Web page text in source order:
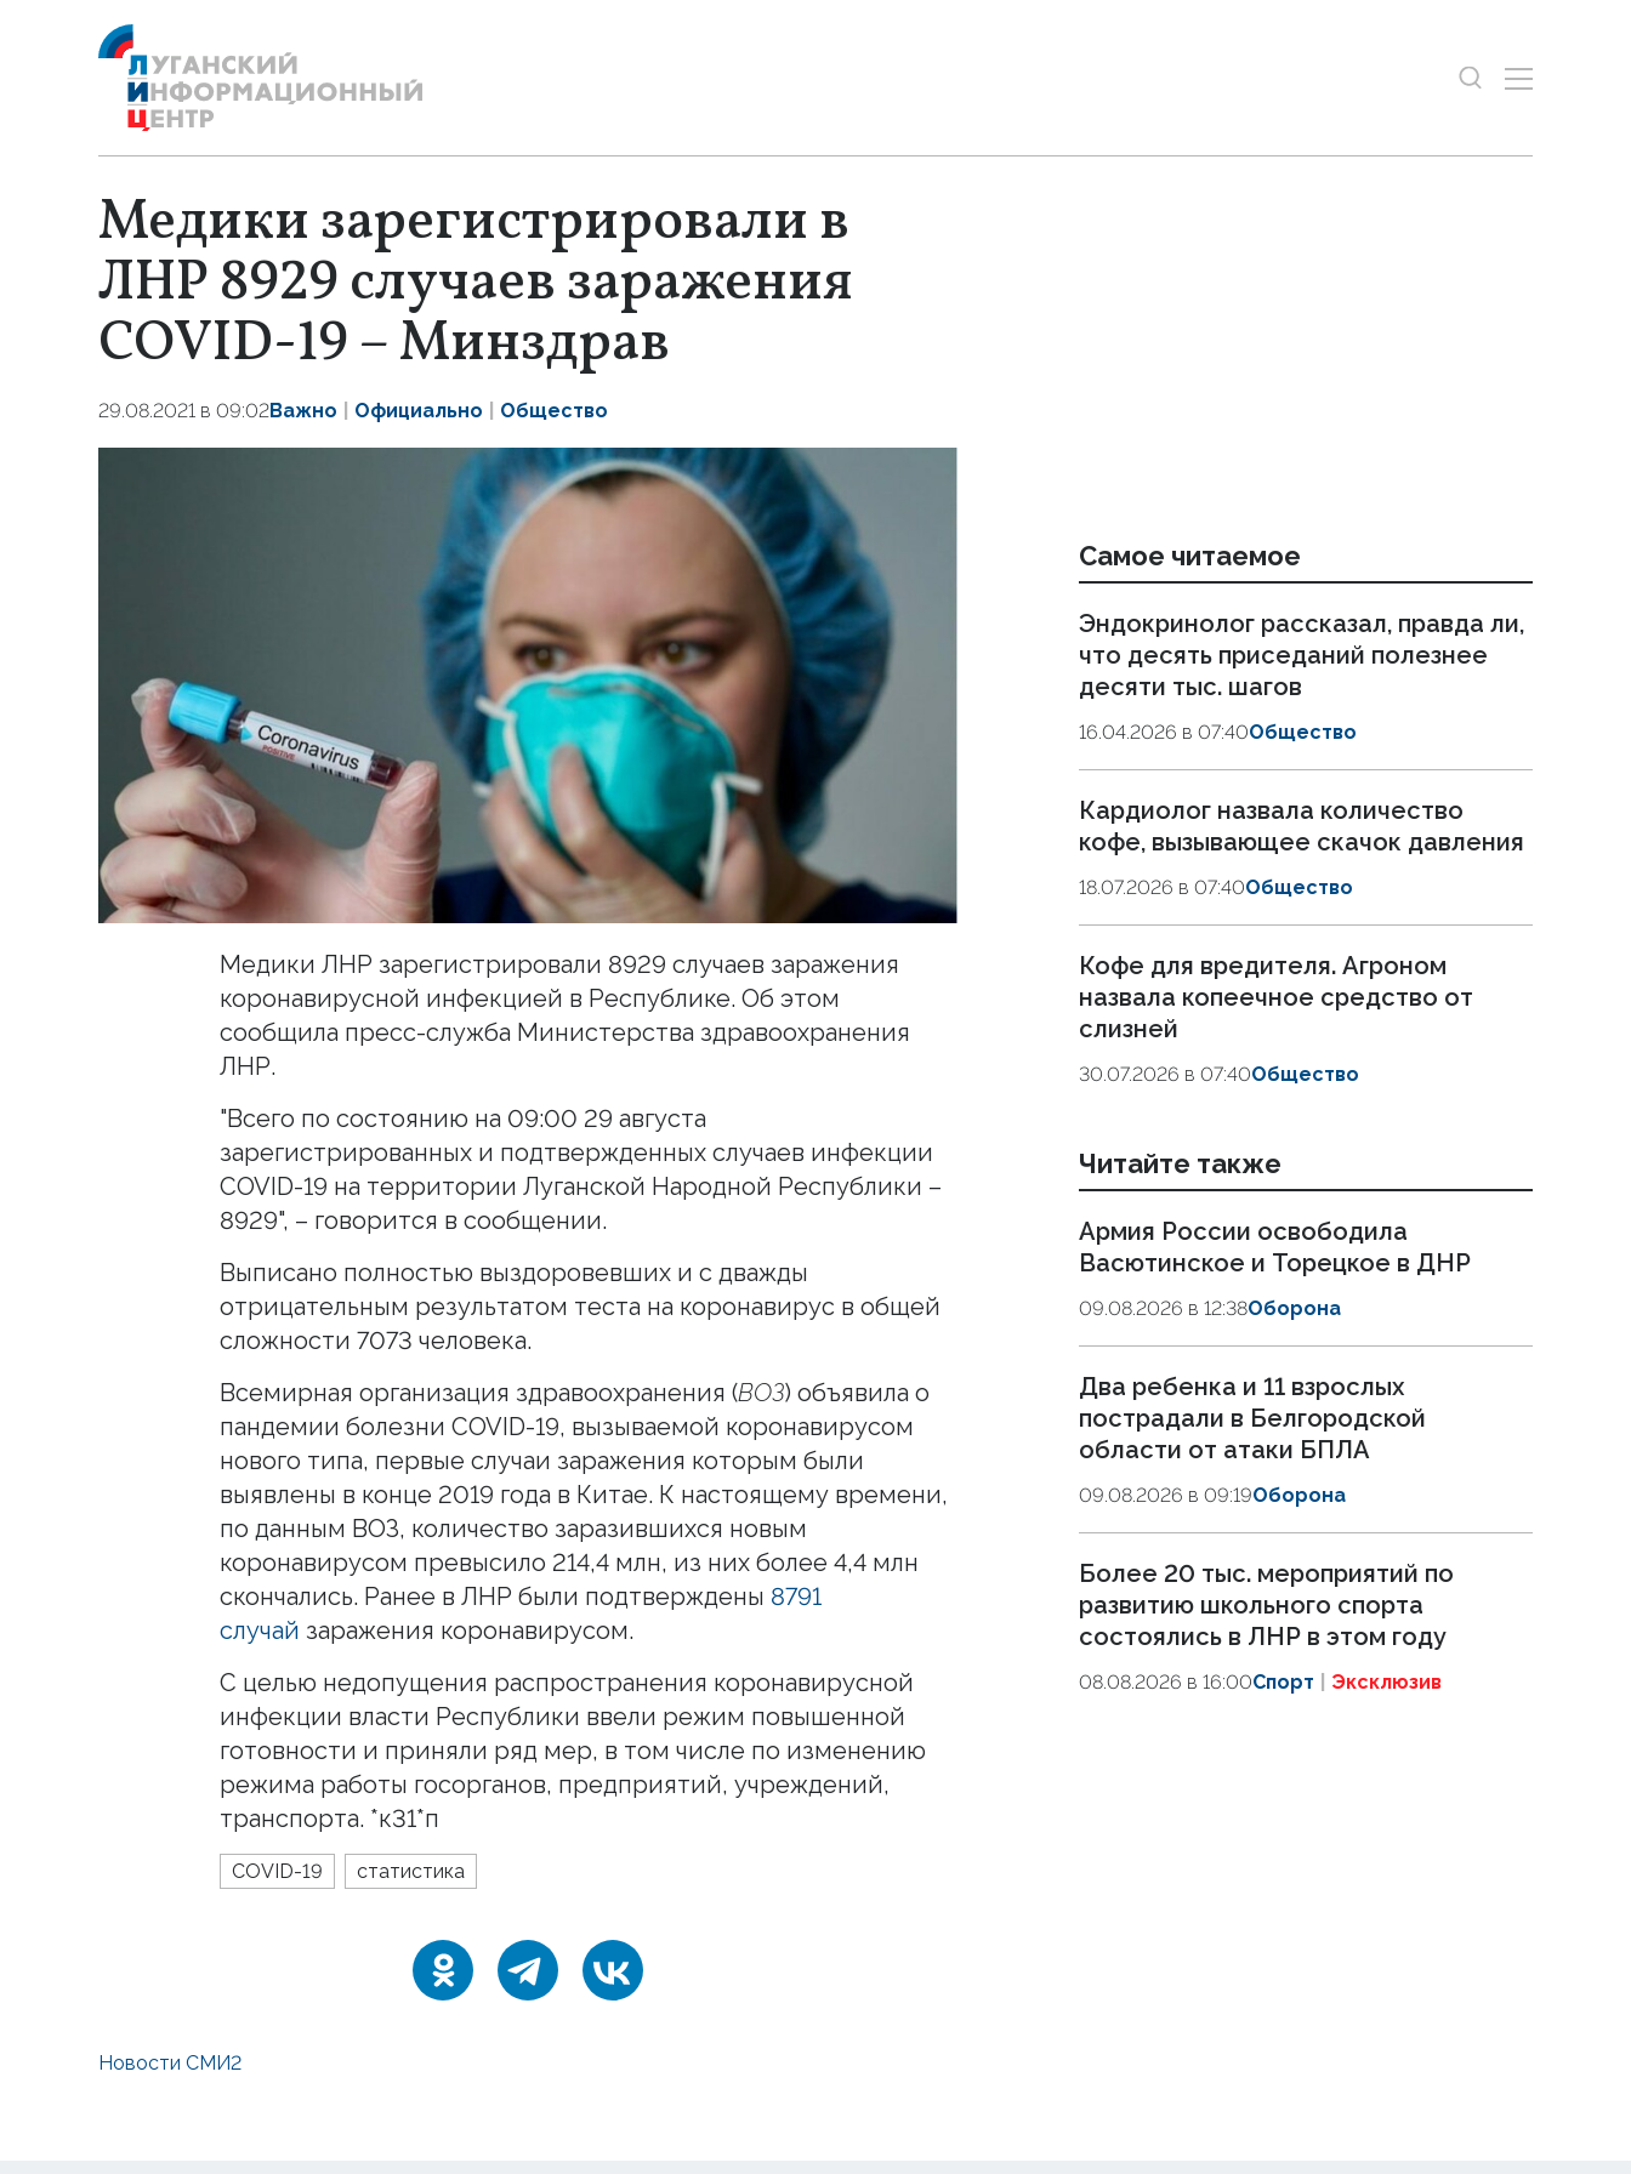
Медики зарегистрировали в
ЛНР 8929 случаев заражения
COVID-19 – Минздрав
29.08.2021 в 09:02Важно Официально Общество
Медики ЛНР зарегистрировали 8929 случаев заражения
коронавирусной инфекцией в Республике. Об этом
сообщила пресс-служба Министерства здравоохранения
ЛНР.
"Всего по состоянию на 09:00 29 августа
зарегистрированных и подтвержденных случаев инфекции
COVID-19 на территории Луганской Народной Республики –
8929", – говорится в сообщении.
Выписано полностью выздоровевших и с дважды
отрицательным результатом теста на коронавирус в общей
сложности 7073 человека.
Всемирная организация здравоохранения (ВОЗ) объявила о
пандемии болезни COVID-19, вызываемой коронавирусом
нового типа, первые случаи заражения которым были
выявлены в конце 2019 года в Китае. К настоящему времени,
по данным ВОЗ, количество заразившихся новым
коронавирусом превысило 214,4 млн, из них более 4,4 млн
скончались. Ранее в ЛНР были подтверждены 8791
случай заражения коронавирусом.
С целью недопущения распространения коронавирусной
инфекции власти Республики ввели режим повышенной
готовности и приняли ряд мер, в том числе по изменению
режима работы госорганов, предприятий, учреждений,
транспорта. *к31*п
COVID-19 статистика
Самое читаемое
Эндокринолог рассказал, правда ли,
что десять приседаний полезнее
десяти тыс. шагов
16.04.2026 в 07:40Общество
Кардиолог назвала количество
кофе, вызывающее скачок давления
18.07.2026 в 07:40Общество
Кофе для вредителя. Агроном
назвала копеечное средство от
слизней
30.07.2026 в 07:40Общество
Читайте также
Армия России освободила
Васютинское и Торецкое в ДНР
09.08.2026 в 12:38Оборона
Два ребенка и 11 взрослых
пострадали в Белгородской
области от атаки БПЛА
09.08.2026 в 09:19Оборона
Более 20 тыс. мероприятий по
развитию школьного спорта
состоялись в ЛНР в этом году
08.08.2026 в 16:00Спорт Эксклюзив
Новости СМИ2